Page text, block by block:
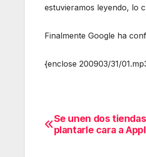
estuvieramos leyendo, lo
Finalmente Google ha
{enclose 200903/31/
Navegación
Se unen dos
plantarle cara a